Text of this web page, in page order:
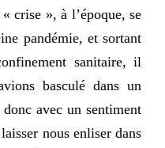
crise », à l’époque, se
pandémie, et sortant
sanitaire, il
basculé dans un
avec un sentiment
nous enliser dans